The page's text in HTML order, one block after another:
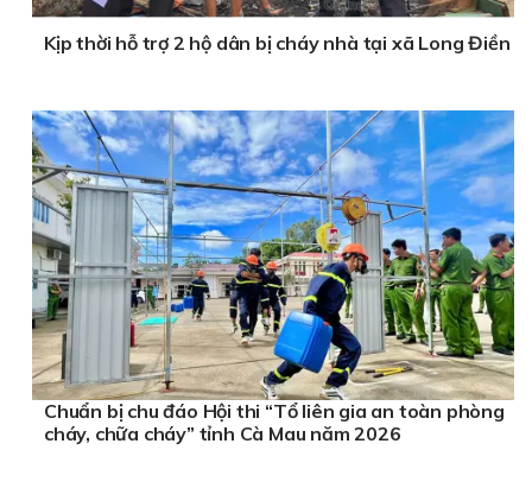
Kịp thời hỗ trợ 2 hộ dân bị cháy nhà tại xã Long Điền
Chuẩn bị chu đáo Hội thi “Tổ liên gia an toàn phòng
cháy, chữa cháy” tỉnh Cà Mau năm 2026